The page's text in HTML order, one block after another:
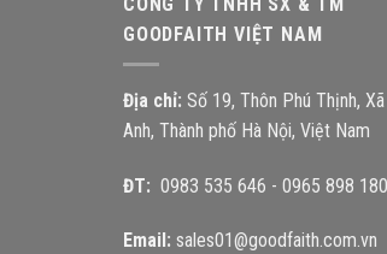
CÔNG TY TNHH SX & TM
GOODFAITH VIỆT NAM
Địa chỉ: Số 19, Thôn Phú Thịnh,
Anh, Thành phố Hà Nội, Việt Nam
ĐT: 0983 535 646 - 0965 898 180
Email: sales01@goodfaith.com.vn